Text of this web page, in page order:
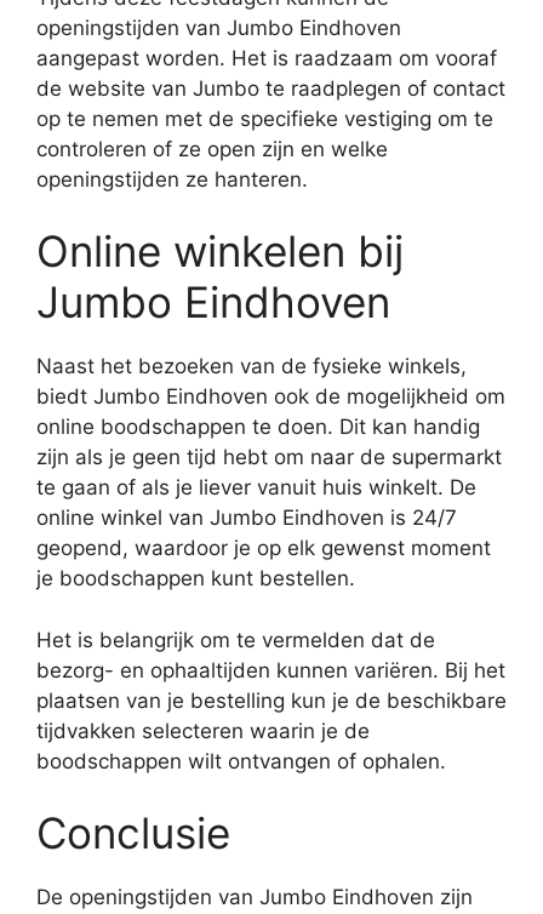
openingstijden van Jumbo Eindhoven
aangepast worden. Het is raadzaam om vooraf
de website van Jumbo te raadplegen of contact
op te nemen met de specifieke vestiging om te
controleren of ze open zijn en welke
openingstijden ze hanteren.
Online winkelen bij
Jumbo Eindhoven
Naast het bezoeken van de fysieke winkels,
biedt Jumbo Eindhoven ook de mogelijkheid om
online boodschappen te doen. Dit kan handig
zijn als je geen tijd hebt om naar de supermarkt
te gaan of als je liever vanuit huis winkelt. De
online winkel van Jumbo Eindhoven is 24/7
geopend, waardoor je op elk gewenst moment
je boodschappen kunt bestellen.
Het is belangrijk om te vermelden dat de
bezorg- en ophaaltijden kunnen variëren. Bij het
plaatsen van je bestelling kun je de beschikbare
tijdvakken selecteren waarin je de
boodschappen wilt ontvangen of ophalen.
Conclusie
De openingstijden van Jumbo Eindhoven zijn